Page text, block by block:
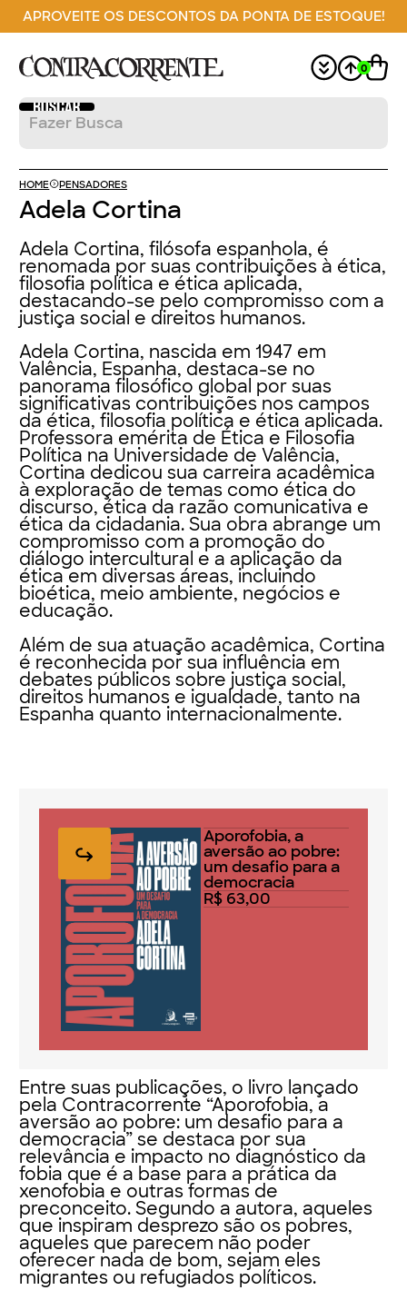
APROVEITE OS DESCONTOS DA PONTA DE ESTOQUE!
0
HOME PENSADORES
Adela Cortina
Adela Cortina, filósofa espanhola, é
renomada por suas contribuições à ética,
filosofia política e ética aplicada,
destacando-se pelo compromisso com a
justiça social e direitos humanos.
Adela Cortina, nascida em 1947 em
Valência, Espanha, destaca-se no
panorama filosófico global por suas
significativas contribuições nos campos
da ética, filosofia política e ética aplicada.
Professora emérita de Ética e Filosofia
Política na Universidade de Valência,
Cortina dedicou sua carreira acadêmica
à exploração de temas como ética do
discurso, ética da razão comunicativa e
ética da cidadania. Sua obra abrange um
compromisso com a promoção do
diálogo intercultural e a aplicação da
ética em diversas áreas, incluindo
bioética, meio ambiente, negócios e
educação.
Além de sua atuação acadêmica, Cortina
é reconhecida por sua influência em
debates públicos sobre justiça social,
direitos humanos e igualdade, tanto na
Espanha quanto internacionalmente.
Aporofobia, a
aversão ao pobre:
um desafio para a
democracia
R$ 63,00
Entre suas publicações, o livro lançado
pela Contracorrente “Aporofobia, a
aversão ao pobre: um desafio para a
democracia” se destaca por sua
relevância e impacto no diagnóstico da
fobia que é a base para a prática da
xenofobia e outras formas de
preconceito. Segundo a autora, aqueles
que inspiram desprezo são os pobres,
aqueles que parecem não poder
oferecer nada de bom, sejam eles
migrantes ou refugiados políticos.